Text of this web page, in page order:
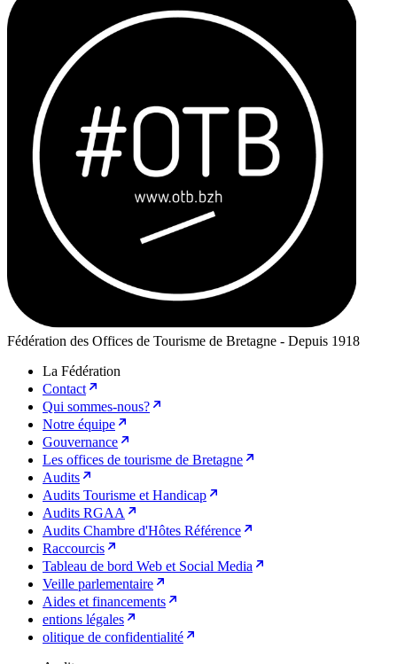
Fédération des Offices de Tourisme de Bretagne - Depuis 1918
La Fédération
Contact
Qui sommes-nous?
Notre équipe
Gouvernance
Les offices de tourisme de Bretagne
Audits
Audits Tourisme et Handicap
Audits RGAA
Audits Chambre d'Hôtes Référence
Raccourcis
Tableau de bord Web et Social Media
Veille parlementaire
Aides et financements
entions légales
olitique de confidentialité